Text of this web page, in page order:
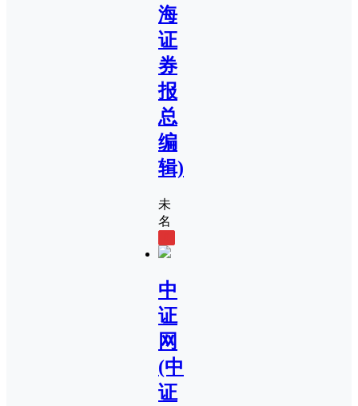
海
证
券
报
总
编
辑)
未
名
中
证
网
(中
证